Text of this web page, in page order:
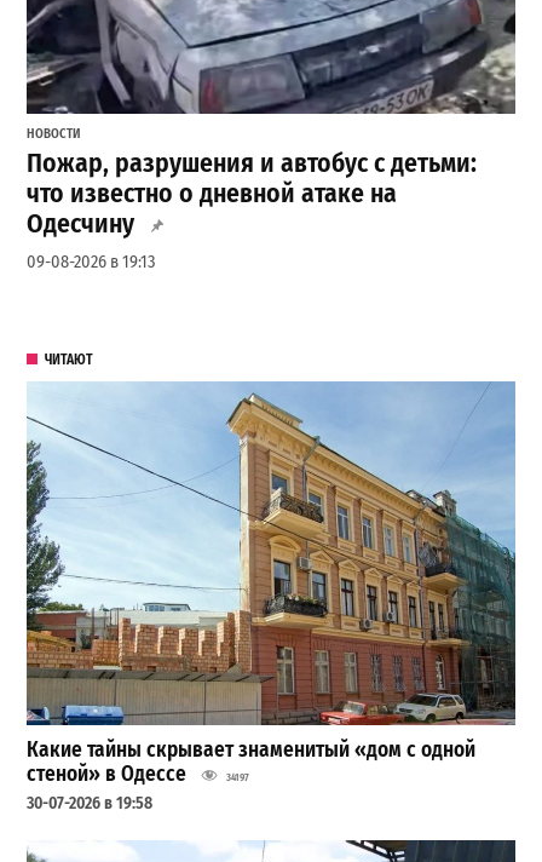
НОВОСТИ
Пожар, разрушения и автобус с детьми:
что известно о дневной атаке на
Одесчину
09-08-2026 в 19:13
ЧИТАЮТ
Какие тайны скрывает знаменитый «дом с одной
стеной» в Одессе
34197
30-07-2026 в 19:58